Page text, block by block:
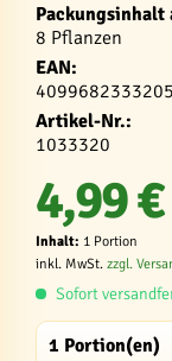
Packungsinhalt
8 Pflanzen
EAN:
4099682333205
Artikel-Nr.:
1033320
4,99
Inhalt: 1 Portion
inkl. MwSt. zzgl.
Sofort